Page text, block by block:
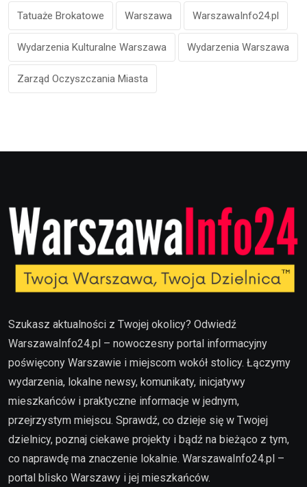
Tatuaże Brokatowe Warszawa WarszawaInfo24.pl
Wydarzenia Kulturalne Warszawa Wydarzenia Warszawa
Zarząd Oczyszczania Miasta
Szukasz aktualności z Twojej okolicy? Odwiedź
WarszawaInfo24.pl – nowoczesny portal informacyjny
poświęcony Warszawie i miejscom wokół stolicy. Łączymy
wydarzenia, lokalne newsy, komunikaty, inicjatywy
mieszkańców i praktyczne informacje w jednym,
przejrzystym miejscu. Sprawdź, co dzieje się w Twojej
dzielnicy, poznaj ciekawe projekty i bądź na bieżąco z tym,
co naprawdę ma znaczenie lokalnie. WarszawaInfo24.pl –
portal blisko Warszawy i jej mieszkańców.